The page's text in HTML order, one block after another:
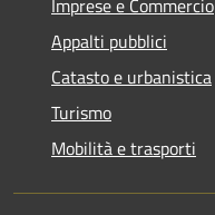
Appalti pubblici
Catasto e urbanistica
Turismo
Mobilità e trasporti